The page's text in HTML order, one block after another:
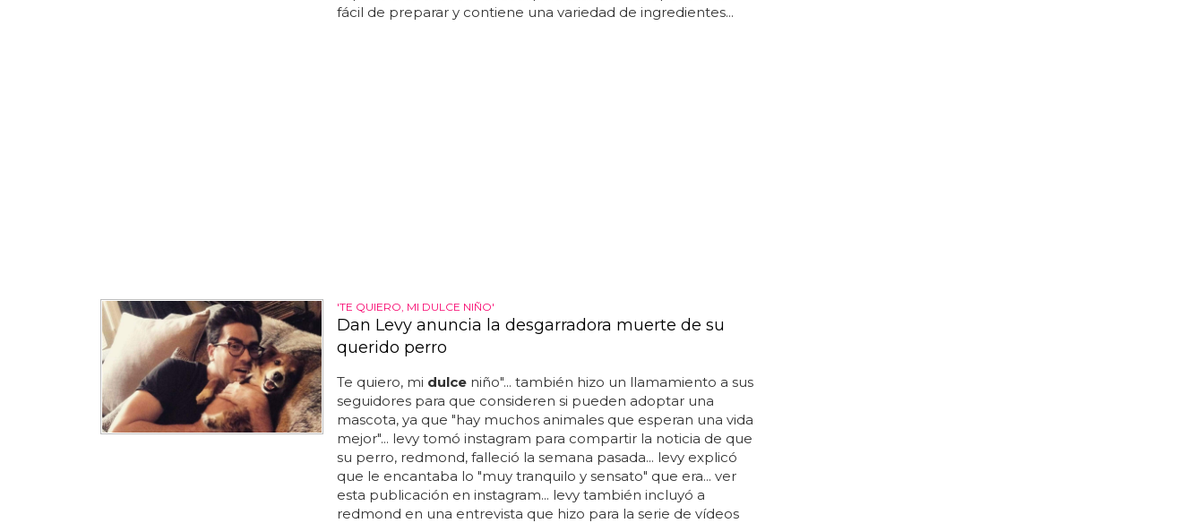
fácil de preparar y contiene una variedad de ingredientes...
'TE QUIERO, MI DULCE NIÑO'
Dan Levy anuncia la desgarradora muerte de su
querido perro
Te quiero, mi dulceniño"... también hizo un llamamiento a sus
seguidores para que consideren si pueden adoptar una
mascota, ya que "hay muchos animales que esperan una vida
mejor"... levy tomó instagram para compartir la noticia de que
su perro, redmond, falleció la semana pasada... levy explicó
que le encantaba lo "muy tranquilo y sensato" que era... ver
esta publicación en instagram... levy también incluyó a
redmond en una entrevista que hizo para la serie de vídeos